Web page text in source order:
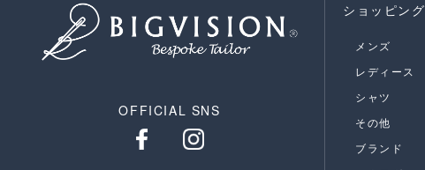
OFFICIAL SNS
ショッピング
メンズ
レディース
シャツ
その他
ブランド